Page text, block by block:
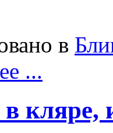
в
...
кляре,